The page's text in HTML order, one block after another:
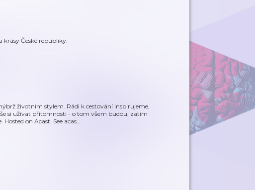
České republiky.
životním stylem. Rádi k cestování inspirujeme,
si užívat přítomnosti - o tom všem budou, zatím
on Acast. See acas…